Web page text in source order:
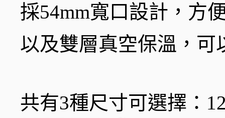
採54mm寬口設計，方
以及雙層真空保溫，可
共有3種尺寸可選擇：